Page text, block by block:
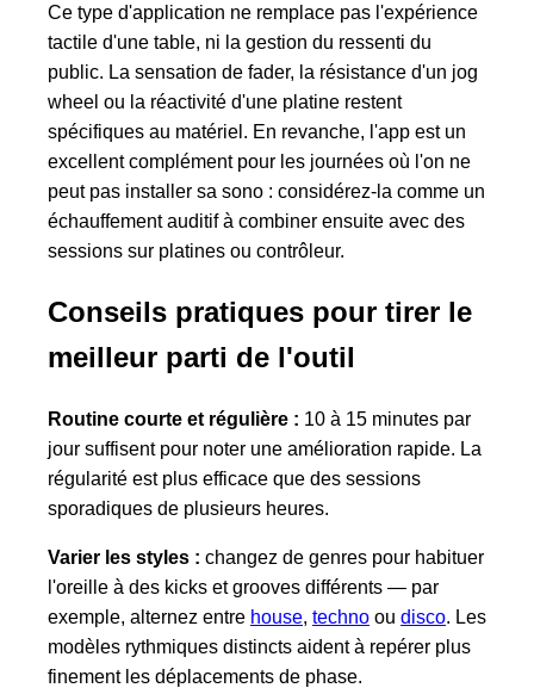
Ce type d'application ne remplace pas l'expérience
tactile d'une table, ni la gestion du ressenti du
public. La sensation de fader, la résistance d'un jog
wheel ou la réactivité d'une platine restent
spécifiques au matériel. En revanche, l'app est un
excellent complément pour les journées où l'on ne
peut pas installer sa sono : considérez-la comme un
échauffement auditif à combiner ensuite avec des
sessions sur platines ou contrôleur.
Conseils pratiques pour tirer le
meilleur parti de l'outil
Routine courte et régulière : 10 à 15 minutes par
jour suffisent pour noter une amélioration rapide. La
régularité est plus efficace que des sessions
sporadiques de plusieurs heures.
Varier les styles : changez de genres pour habituer
l'oreille à des kicks et grooves différents — par
exemple, alternez entre house, techno ou disco. Les
modèles rythmiques distincts aident à repérer plus
finement les déplacements de phase.